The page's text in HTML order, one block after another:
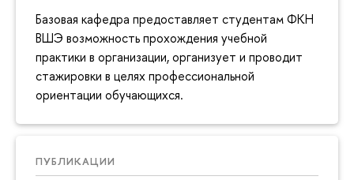
Базовая кафедра предоставляет студентам ФКН
ВШЭ возможность прохождения учебной
практики в организации, организует и проводит
стажировки в целях профессиональной
ориентации обучающихся.
ПУБЛИКАЦИИ